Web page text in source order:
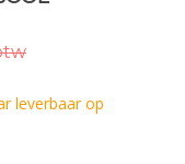
leverbaar op